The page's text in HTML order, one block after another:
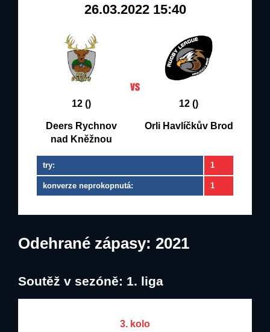
26.03.2022 15:40
12 ()
Deers Rychnov
nad Kněžnou
12 ()
Orli Havlíčkův Brod
try: 1
konverze neprokopnutá: 1
Odehrané zápasy: 2021
Soutěž v sezóně: 1. liga
3. kolo